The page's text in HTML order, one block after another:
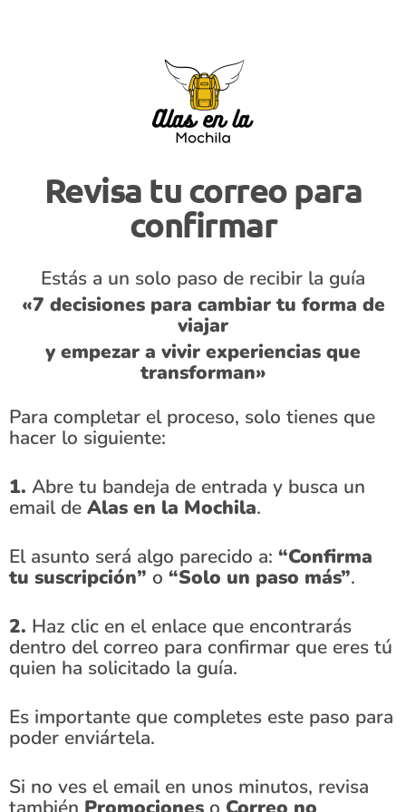
Revisa tu correo para
confirmar
Estás a un solo paso de recibir la guía
«7 decisiones para cambiar tu forma de
viajar
y empezar a vivir experiencias que
transforman»
Para completar el proceso, solo tienes que
hacer lo siguiente:
1. Abre tu bandeja de entrada y busca un
email de Alas en la Mochila.
El asunto será algo parecido a: “Confirma
tu suscripción” o “Solo un paso más”.
2. Haz clic en el enlace que encontrarás
dentro del correo para confirmar que eres tú
quien ha solicitado la guía.
Es importante que completes este paso para
poder enviártela.
Si no ves el email en unos minutos, revisa